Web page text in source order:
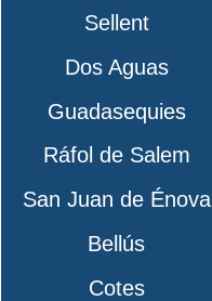
Sellent
Dos Aguas
Guadasequies
Ráfol de Salem
San Juan de Énova
Bellús
Cotes